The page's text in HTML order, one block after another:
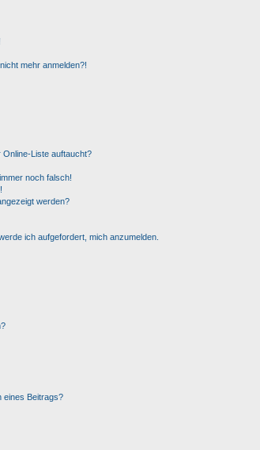
mehr anmelden?!
Liste auftaucht?
noch falsch!
werden?
ich aufgefordert, mich anzumelden.
eines Beitrags?